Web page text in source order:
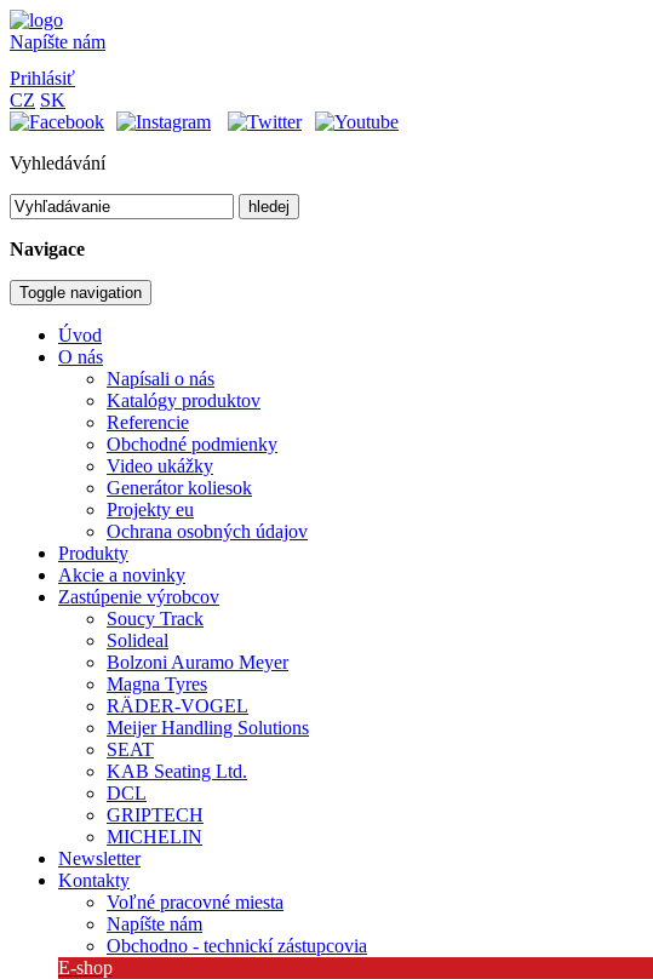
Napíšte nám
Prihlásiť
CZ SK
Vyhledávání
hledej
Navigace
Toggle navigation
Úvod
O nás
Napísali o nás
Katalógy produktov
Referencie
Obchodné podmienky
Video ukážky
Generátor koliesok
Projekty eu
Ochrana osobných údajov
Produkty
Akcie a novinky
Zastúpenie výrobcov
Soucy Track
Solideal
Bolzoni Auramo Meyer
Magna Tyres
RÄDER-VOGEL
Meijer Handling Solutions
SEAT
KAB Seating Ltd.
DCL
GRIPTECH
MICHELIN
Newsletter
Kontakty
Voľné pracovné miesta
Napíšte nám
Obchodno - technickí zástupcovia
E-shop